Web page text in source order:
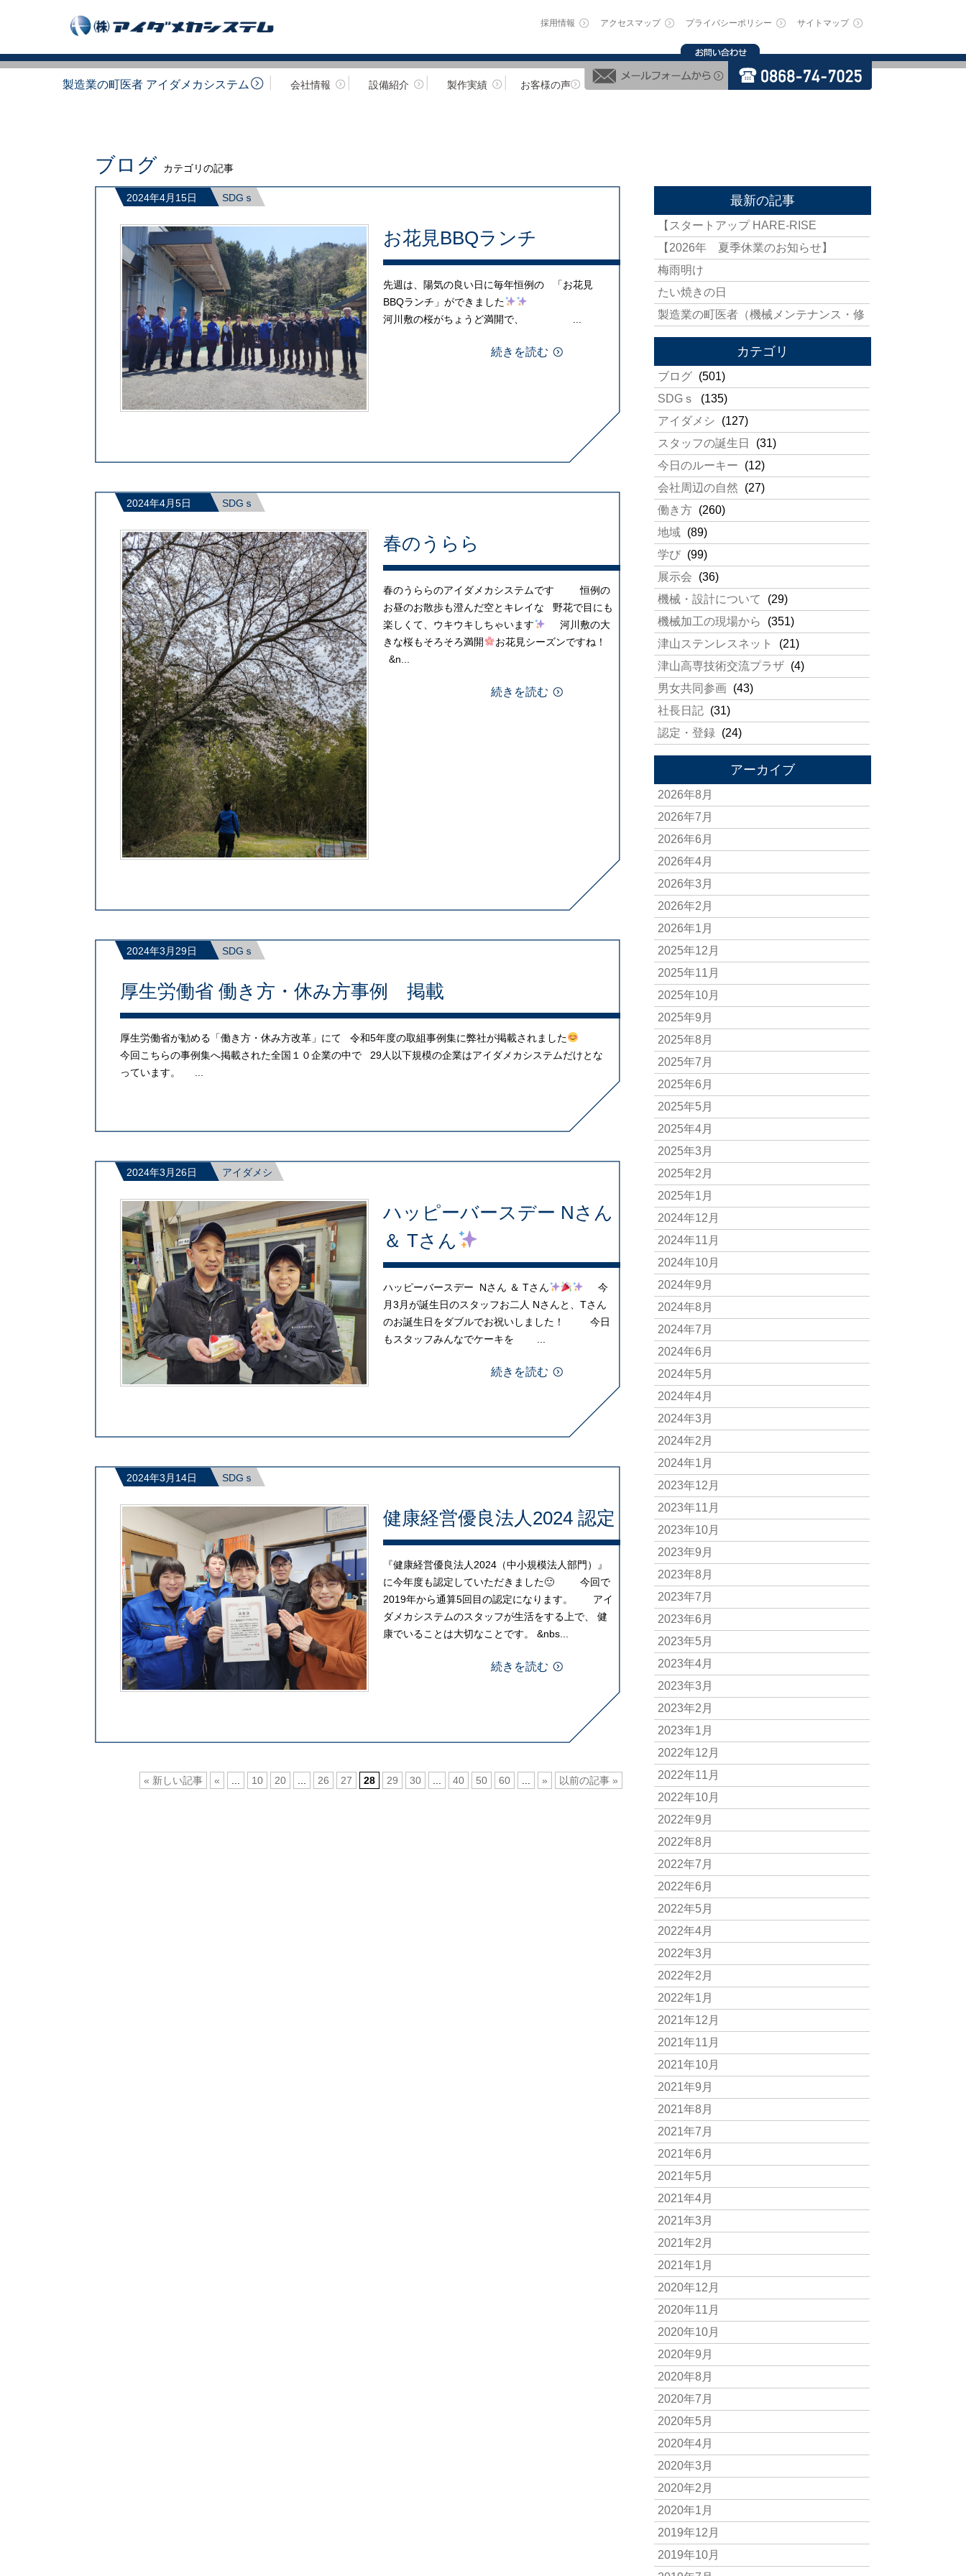
採用情報 アクセスマップ プライバシーポリシー サイトマップ
製造業の町医者 アイダメカシステム 会社情報 設備紹介 製作実績 お客様の声
ブログ カテゴリの記事
2024年4月15日 SDGｓ
お花見BBQランチ
先週は、陽気の良い日に毎年恒例の 「お花見
BBQランチ」ができました
河川敷の桜がちょうど満開で、 ...
続きを読む
2024年4月5日 SDGｓ
春のうらら
春のうららのアイダメカシステムです 恒例の
お昼のお散歩も澄んだ空とキレイな 野花で目にも
楽しくて、ウキウキしちゃいます
河川敷の大
きな桜もそろそろ満開
お花見シーズンですね！
&n...
続きを読む
2024年3月29日 SDGｓ
厚生労働省 働き方・休み方事例 掲載
厚生労働省が勧める「働き方・休み方改革」にて 令和5年度の取組事例集に弊社が掲載されました
今回こちらの事例集へ掲載された全国１０企業の中で 29人以下規模の企業はアイダメカシステムだけとな
っています。 ...
2024年3月26日 アイダメシ
ハッピーバースデー Nさん
＆ Tさん
ハッピーバースデー Nさん ＆ Tさん
今
月3月が誕生日のスタッフお二人 Nさんと、Tさん
のお誕生日をダブルでお祝いしました！ 今日
もスタッフみんなでケーキを ...
続きを読む
2024年3月14日 SDGｓ
健康経営優良法人2024 認定
『健康経営優良法人2024（中小規模法人部門）』
に今年度も認定していただきました🙂 今回で
2019年から通算5回目の認定になります。 アイ
ダメカシステムのスタッフが生活をする上で、 健
康でいることは大切なことです。 &nbs...
続きを読む
« 新しい記事 « 10 20 26 27 28 29 30 40 50 60 » 以前の記事 »
最新の記事
【スタートアップ HARE-RISE
【2026年 夏季休業のお知らせ】
梅雨明け
たい焼きの日
製造業の町医者（機械メンテナンス・修
カテゴリ
ブログ (501)
SDGｓ
(135)
アイダメシ
(127)
スタッフの誕生日
(31)
今日のルーキー
(12)
会社周辺の自然
(27)
働き方 (260)
地域 (89)
学び (99)
展示会
(36)
機械・設計について
(29)
機械加工の現場から
(351)
津山ステンレスネット
(21)
津山高専技術交流プラザ (4)
男女共同参画 (43)
社長日記 (31)
認定・登録 (24)
アーカイブ
2026年8月
2026年7月
2026年6月
2026年4月
2026年3月
2026年2月
2026年1月
2025年12月
2025年11月
2025年10月
2025年9月
2025年8月
2025年7月
2025年6月
2025年5月
2025年4月
2025年3月
2025年2月
2025年1月
2024年12月
2024年11月
2024年10月
2024年9月
2024年8月
2024年7月
2024年6月
2024年5月
2024年4月
2024年3月
2024年2月
2024年1月
2023年12月
2023年11月
2023年10月
2023年9月
2023年8月
2023年7月
2023年6月
2023年5月
2023年4月
2023年3月
2023年2月
2023年1月
2022年12月
2022年11月
2022年10月
2022年9月
2022年8月
2022年7月
2022年6月
2022年5月
2022年4月
2022年3月
2022年2月
2022年1月
2021年12月
2021年11月
2021年10月
2021年9月
2021年8月
2021年7月
2021年6月
2021年5月
2021年4月
2021年3月
2021年2月
2021年1月
2020年12月
2020年11月
2020年10月
2020年9月
2020年8月
2020年7月
2020年5月
2020年4月
2020年3月
2020年2月
2020年1月
2019年12月
2019年10月